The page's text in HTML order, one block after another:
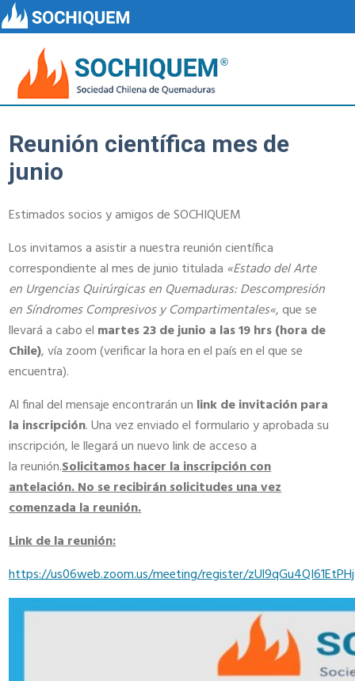
Reunión científica mes de
junio
Estimados socios y amigos de SOCHIQUEM
Los invitamos a asistir a nuestra reunión científica
correspondiente al mes de junio titulada «Estado del Arte
en Urgencias Quirúrgicas en Quemaduras: Descompresión
en Síndromes Compresivos y Compartimentales«, que se
llevará a cabo el martes 23 de junio a las 19 hrs (hora de
Chile), vía zoom (verificar la hora en el país en el que se
encuentra).
Al final del mensaje encontrarán un link de invitación para
la inscripción. Una vez enviado el formulario y aprobada su
inscripción, le llegará un nuevo link de acceso a
la reunión.Solicitamos hacer la inscripción con
antelación. No se recibirán solicitudes una vez
comenzada la reunión.
Link de la reunión:
https://us06web.zoom.us/meeting/register/